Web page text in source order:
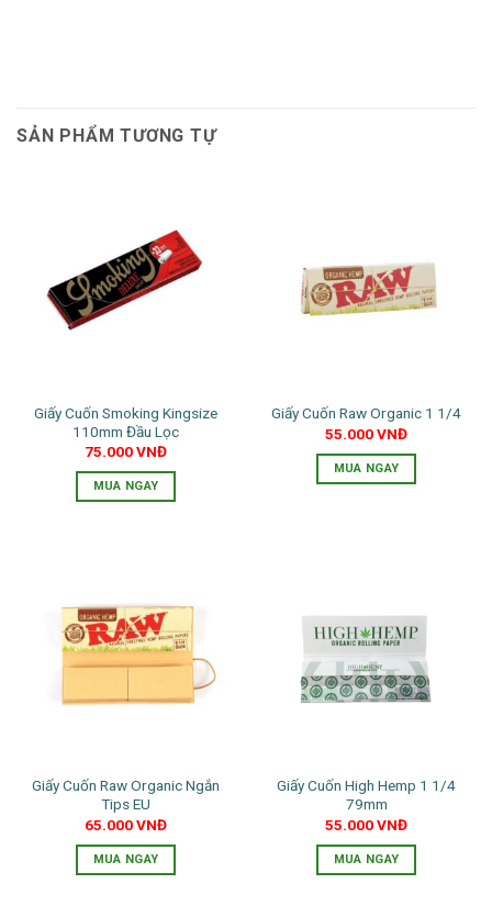
SẢN PHẨM TƯƠNG TỰ
Giấy Cuốn Smoking Kingsize
110mm Đầu Lọc
75.000VNĐ
MUA NGAY
Giấy Cuốn Raw Organic 1 1/4
55.000VNĐ
MUA NGAY
Giấy Cuốn Raw Organic Ngắn
Tips EU
65.000VNĐ
MUA NGAY
Giấy Cuốn High Hemp 1 1/4
79mm
55.000VNĐ
MUA NGAY